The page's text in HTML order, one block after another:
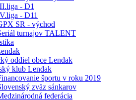
- D1
- D11
SR - východ
turnajov TALENT
oddiel obce Lendak
klub Lendak
športu v roku 2019
zväz sánkarov
federácia